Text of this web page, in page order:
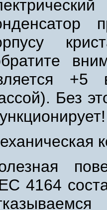
+5
Без
4164